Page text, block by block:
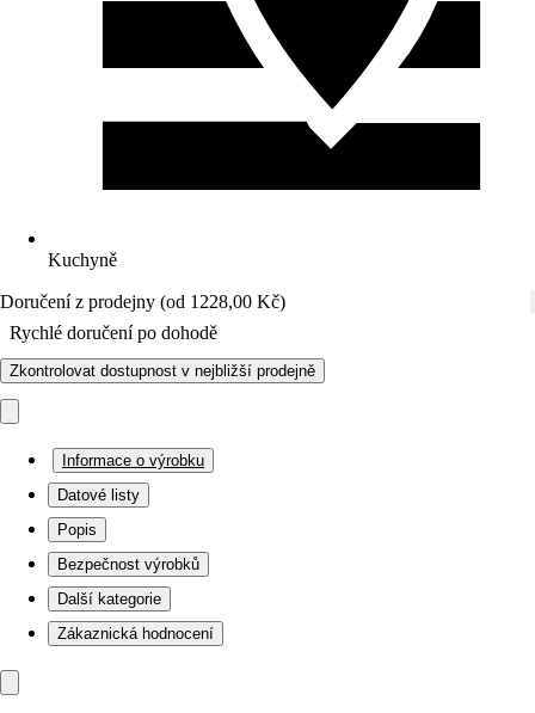
Kuchyně
Doručení z prodejny (od 1228,00 Kč)
Rychlé doručení po dohodě
Zkontrolovat dostupnost v nejbližší prodejně
Informace o výrobku
Datové listy
Popis
Bezpečnost výrobků
Další kategorie
Zákaznická hodnocení